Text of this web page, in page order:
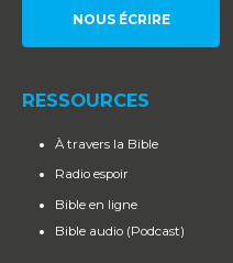
NOUS ÉCRIRE
RESSOURCES
À travers la Bible
Radio espoir
Bible en ligne
Bible audio (Podcast)